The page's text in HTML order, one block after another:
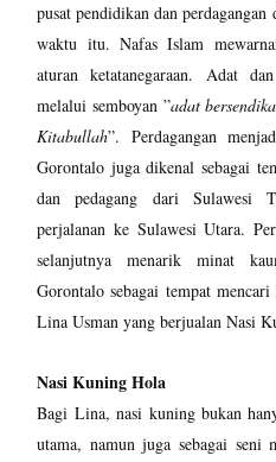
pusat pendidikan dan
waktu itu. Nafas Islam
aturan ketatanegaraan. Adat
melalui semboyan ”adat
Kitabullah”. Perdagangan
Gorontalo juga dikenal sebagai
dan pedagang dari Sulawesi
perjalanan ke Sulawesi Utara.
selanjutnya menarik minat
Gorontalo sebagai tempat
Lina Usman yang berjualan Nasi
Nasi Kuning Hola
Bagi Lina, nasi kuning bukan
utama, namun juga sebagai seni